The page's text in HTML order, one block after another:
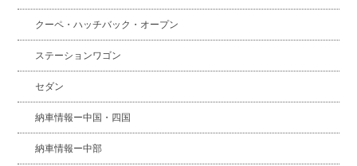
クーペ・ハッチバック・オープン
ステーションワゴン
セダン
納車情報ー中国・四国
納車情報ー中部